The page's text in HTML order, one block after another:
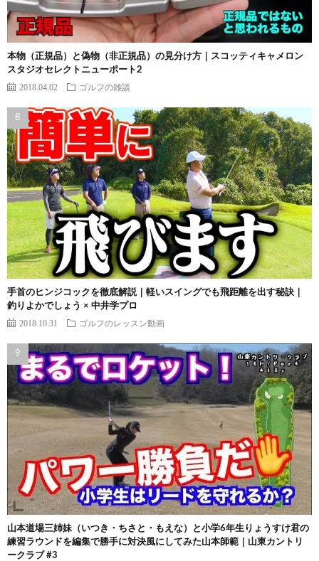
本物（正規品）と偽物（非正規品）の見分け方｜スコッティキャメロン
スタジオセレクトニューポート2
2018.04.02 ゴルフの雑談
手首のヒンジコックを徹底解説｜軽いスイングでも飛距離を出す秘訣｜
釣りよかでしょう × 中井学プロ
2018.10.31 ゴルフのレッスン動画
山本道場三姉妹（いつき・ちさと・もえな）と小学6年生りょうすけ君の
練習ラウンドを編集で勝手に対決風にしてみた山本師範｜山東カントリ
ークラブ #3